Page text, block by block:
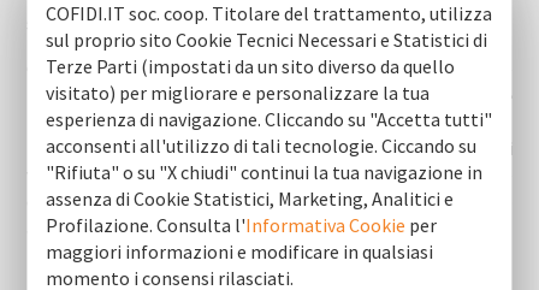
sulla dimensione economica della società.
Cofidi.IT persegue azioni di responsabilità sociale che
passano attraverso lavalorizzazione delle risorse
umane, mediantepercorsi di formazione e crescita
professionaleindirizzate al personale,iniziative di
welfare aziendale(premi di produttività e assegnazione
di forme di remunerazione sotto forma di buoni pasto
aziendali), procedure per migliorare lasalute e sicurezza
nel luogo di lavoro.
COFIDI.IT soc. coop. Titolare del trattamento, utilizza
sul proprio sito Cookie Tecnici Necessari e Statistici di
Terze Parti (impostati da un sito diverso da quello
visitato) per migliorare e personalizzare la tua
esperienza di navigazione. Cliccando su "Accetta tutti"
acconsenti all'utilizzo di tali tecnologie. Ciccando su
"Rifiuta" o su "X chiudi" continui la tua navigazione in
assenza di Cookie Statistici, Marketing, Analitici e
Profilazione. Consulta l'Informativa Cookie per
maggiori informazioni e modificare in qualsiasi
momento i consensi rilasciati.